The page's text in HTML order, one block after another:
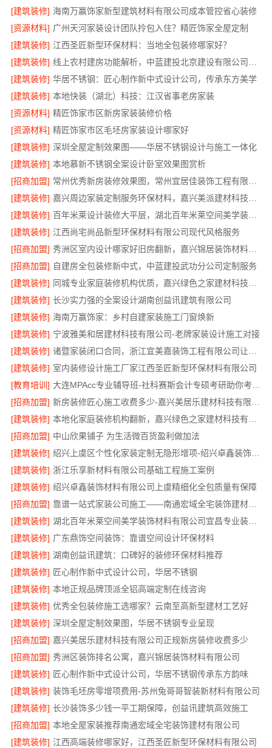
[建筑装修] 海南万赢饰家新型建筑材料有限公司成本管控省心装修
[资源材料] 广州天河家装设计团队拎包入住？精匠饰家全屋定制
[建筑装修] 江西圣匠新型环保材料：当地全包装修哪家好？
[建筑装修]
[建筑装修] 华居不锈钢：匠心制作新中式设计公司，传承东方美学
[建筑装修] 本地快装（湖北）科技：江汉省事老房家装
[资源材料] 精匠饰家市区新房家装装修价格
[资源材料] 精匠饰家市区毛坯房家装设计哪家好
[建筑装修] 深圳全屋定制效果图——华居不锈钢设计与施工一体化
[建筑装修] 本地慕新不锈钢全案设计卧室效果图赏析
[招商加盟]
[建筑装修]
[建筑装修]
百年米莱设计装修大平层，湖北百年米莱空间美学装饰材料有限公司
[建筑装修] 江西尚宅尚品新型环保材料有限公司现代风格服务
[招商加盟]
秀洲区室内设计哪家好旧房翻新，嘉兴锦居装饰材料有限公司靠谱
[招商加盟] 自建房全包装修新中式，中蓝建投武功分公司定制服务
[建筑装修]
[建筑装修] 长沙实力强的全案设计湖南创益讯建筑有限公司
[建筑装修] 海南万赢饰家：乡村自建家装施工门窗焕新
[建筑装修] 宁波雅美和居建材科技有限公司-老牌家装设计施工对接
[建筑装修]
[建筑装修] 室内装修设计施工厂家江西圣匠新型环保材料有限公司
[教育培训]
[招商加盟]
[建筑装修]
[招商加盟] 中山欣果铺子 为生活微百货盈利做加法
[建筑装修]
绍兴上虞区个性化家装定制无隐形增项-绍兴卓鑫装饰材料有限公司
[建筑装修] 浙江乐享新材料有限公司基础工程施工案例
[建筑装修] 绍兴卓鑫装饰材料有限公司上虞精细化全包质量有保障
[招商加盟]
靠谱一站式家装公司施工——南通宏域全宅装饰建材有限公司
[建筑装修]
湖北百年米莱空间美学装饰材料有限公司宜昌专业装修公司口碑
[建筑装修] 广东鼎饰空间装饰：靠谱空间设计环保材料
[建筑装修] 湖南创益讯建筑：口碑好的装修环保材料推荐
[建筑装修] 匠心制作新中式设计公司，华居不锈钢
[建筑装修] 本地正规品牌顶派全铝高端定制在线咨询
[建筑装修] 优秀全包装修施工选哪家？云南至高新型建材工艺好
[建筑装修] 深圳全屋定制效果图，华居不锈钢专业呈现
[招商加盟] 嘉兴美居乐建材科技有限公司正规新房装修收费多少
[招商加盟] 秀洲区装饰排名公寓，嘉兴锦居装饰材料有限公司
[建筑装修] 匠心制作新中式设计公司，华居不锈钢传承东方韵味
[建筑装修] 装饰毛坯房零增项费用-苏州兔哥哥智装新材料有限公司
[建筑装修] 长沙装饰多少钱一平工期保障，创益讯建筑高效施工
[招商加盟] 本地全屋家装推荐南通宏域全宅装饰建材有限公司
[建筑装修] 江西高端装修哪家好，江西圣匠新型环保材料有限公司